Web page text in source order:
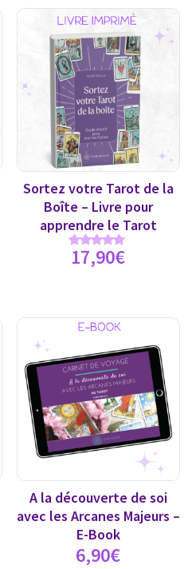
Sortez votre Tarot de la
Boîte – Livre pour
apprendre le Tarot
Note
5.00
17,90€
A la découverte de soi
avec les Arcanes Majeurs –
E-Book
6,90€